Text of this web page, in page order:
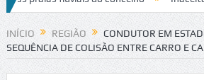
INÍCIO REGIÃO
CONDUTOR EM
SEQUÊNCIA DE COLISÃO ENTRE CARRO E